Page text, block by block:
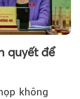
quyết để
không